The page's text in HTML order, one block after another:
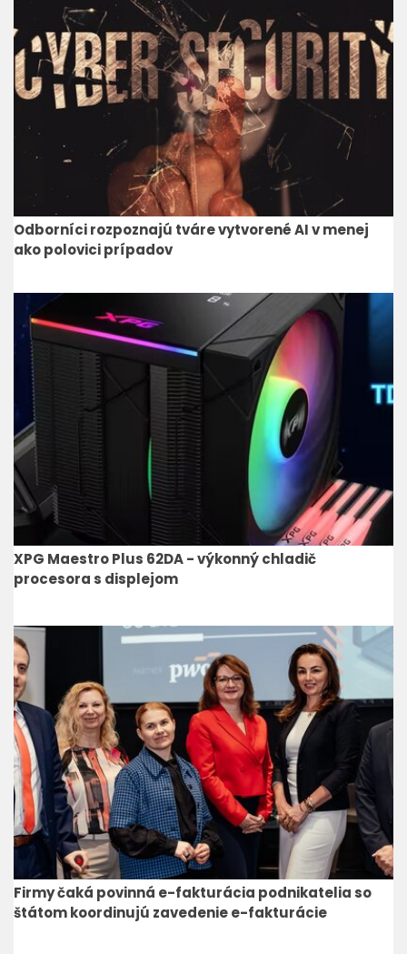
Odborníci rozpoznajú tváre vytvorené AI v menej
ako polovici prípadov
XPG Maestro Plus 62DA - výkonný chladič
procesora s displejom
Firmy čaká povinná e-fakturácia podnikatelia so
štátom koordinujú zavedenie e-fakturácie